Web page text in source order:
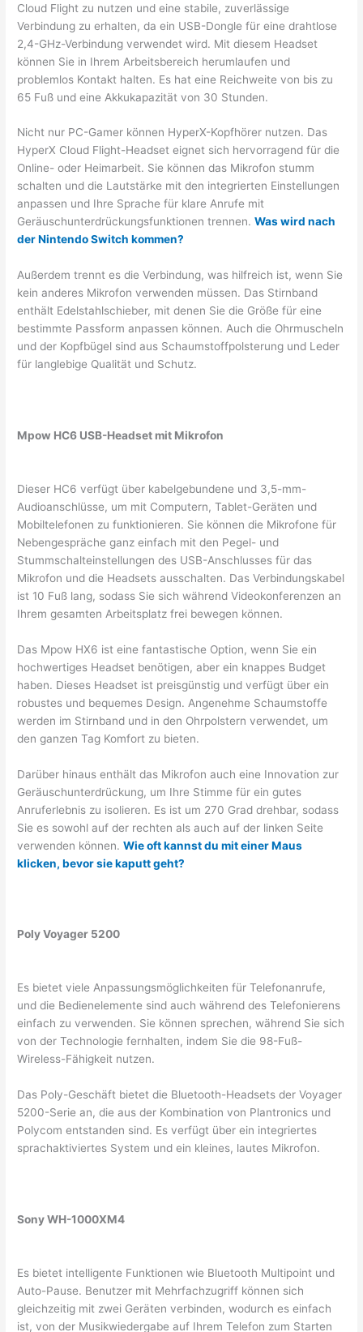
Cloud Flight zu nutzen und eine stabile, zuverlässige
Verbindung zu erhalten, da ein USB-Dongle für eine drahtlose
2,4-GHz-Verbindung verwendet wird. Mit diesem Headset
können Sie in Ihrem Arbeitsbereich herumlaufen und
problemlos Kontakt halten. Es hat eine Reichweite von bis zu
65 Fuß und eine Akkukapazität von 30 Stunden.
Nicht nur PC-Gamer können HyperX-Kopfhörer nutzen. Das
HyperX Cloud Flight-Headset eignet sich hervorragend für die
Online- oder Heimarbeit. Sie können das Mikrofon stumm
schalten und die Lautstärke mit den integrierten Einstellungen
anpassen und Ihre Sprache für klare Anrufe mit
Geräuschunterdrückungsfunktionen trennen.Was wird nach
der Nintendo Switch kommen?
Außerdem trennt es die Verbindung, was hilfreich ist, wenn Sie
kein anderes Mikrofon verwenden müssen. Das Stirnband
enthält Edelstahlschieber, mit denen Sie die Größe für eine
bestimmte Passform anpassen können. Auch die Ohrmuscheln
und der Kopfbügel sind aus Schaumstoffpolsterung und Leder
für langlebige Qualität und Schutz.
Mpow HC6 USB-Headset mit Mikrofon
Dieser HC6 verfügt über kabelgebundene und 3,5-mm-
Audioanschlüsse, um mit Computern, Tablet-Geräten und
Mobiltelefonen zu funktionieren. Sie können die Mikrofone für
Nebengespräche ganz einfach mit den Pegel- und
Stummschalteinstellungen des USB-Anschlusses für das
Mikrofon und die Headsets ausschalten. Das Verbindungskabel
ist 10 Fuß lang, sodass Sie sich während Videokonferenzen an
Ihrem gesamten Arbeitsplatz frei bewegen können.
Das Mpow HX6 ist eine fantastische Option, wenn Sie ein
hochwertiges Headset benötigen, aber ein knappes Budget
haben. Dieses Headset ist preisgünstig und verfügt über ein
robustes und bequemes Design. Angenehme Schaumstoffe
werden im Stirnband und in den Ohrpolstern verwendet, um
den ganzen Tag Komfort zu bieten.
Darüber hinaus enthält das Mikrofon auch eine Innovation zur
Geräuschunterdrückung, um Ihre Stimme für ein gutes
Anruferlebnis zu isolieren. Es ist um 270 Grad drehbar, sodass
Sie es sowohl auf der rechten als auch auf der linken Seite
verwenden können.Wie oft kannst du mit einer Maus
klicken, bevor sie kaputt geht?
Poly Voyager 5200
Es bietet viele Anpassungsmöglichkeiten für Telefonanrufe,
und die Bedienelemente sind auch während des Telefonierens
einfach zu verwenden. Sie können sprechen, während Sie sich
von der Technologie fernhalten, indem Sie die 98-Fuß-
Wireless-Fähigkeit nutzen.
Das Poly-Geschäft bietet die Bluetooth-Headsets der Voyager
5200-Serie an, die aus der Kombination von Plantronics und
Polycom entstanden sind. Es verfügt über ein integriertes
sprachaktiviertes System und ein kleines, lautes Mikrofon.
Sony WH-1000XM4
Es bietet intelligente Funktionen wie Bluetooth Multipoint und
Auto-Pause. Benutzer mit Mehrfachzugriff können sich
gleichzeitig mit zwei Geräten verbinden, wodurch es einfach
ist, von der Musikwiedergabe auf Ihrem Telefon zum Starten